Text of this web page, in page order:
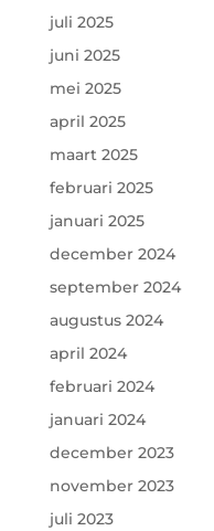
juli 2025
juni 2025
mei 2025
april 2025
maart 2025
februari 2025
januari 2025
december 2024
september 2024
augustus 2024
april 2024
februari 2024
januari 2024
december 2023
november 2023
juli 2023